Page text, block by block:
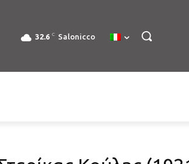
32.6 C Salonicco